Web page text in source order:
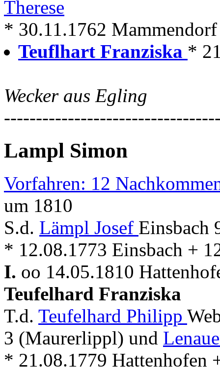
Therese
* 30.11.1762
Teuflhart Franziska *
Wecker aus Egling
Lampl Simon
Vorfahren: 12
um 1810
S.d. Lämpl Josef Einsbach
* 12.08.1773 Einsbach +
I. oo 14.05.1810
Teufelhard Franziska
T.d. Teufelhard Philipp
3 (Maurerlippl) und
* 21.08.1779 Hattenhofen